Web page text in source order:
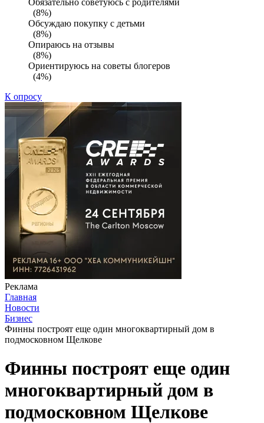
(8%)
Обсуждаю покупку с детьми
(8%)
Опираюсь на отзывы
(8%)
Ориентируюсь на советы блогеров
(4%)
К опросу
Реклама
Главная
Новости
Бизнес
Финны построят еще один многоквартирный дом в
подмосковном Щелкове
Финны построят еще один
многоквартирный дом в
подмосковном Щелкове